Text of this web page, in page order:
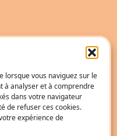
lorsque vous naviguez sur le
à analyser et à comprendre
dans votre navigateur
de refuser ces cookies.
expérience de